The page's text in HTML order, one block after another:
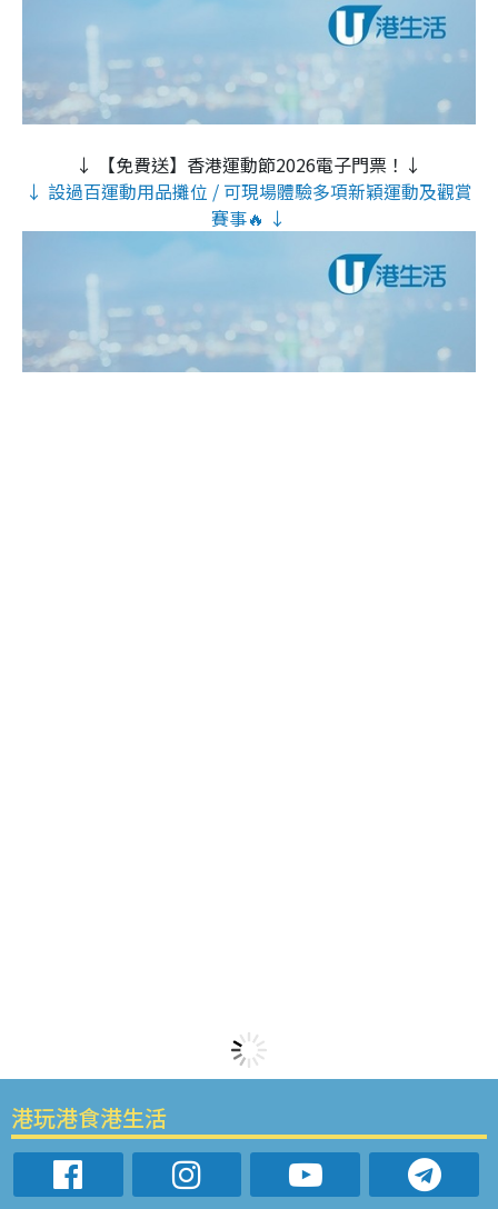
↓ 【免費送】香港運動節2026電子門票！↓
↓ 設過百運動用品攤位 / 可現場體驗多項新穎運動及觀賞
賽事🔥 ↓
港玩港食港生活